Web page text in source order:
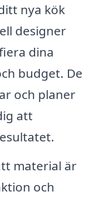
nya kök
designer
dina
budget. De
och planer
att
material är
och